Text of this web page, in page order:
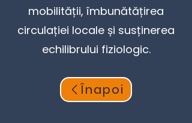
mobilității, îmbunătățirea
circulației locale și susținerea
echilibrului fiziologic.
Înapoi